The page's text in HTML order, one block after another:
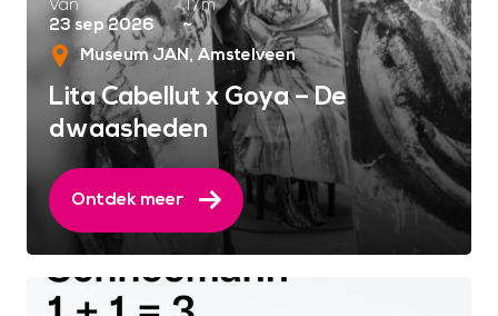
Van
23 sep 2026
T/m
~
Museum JAN Amstelveen
Lita Cabellut x Goya – De
dwaasheden
Ontdek meer